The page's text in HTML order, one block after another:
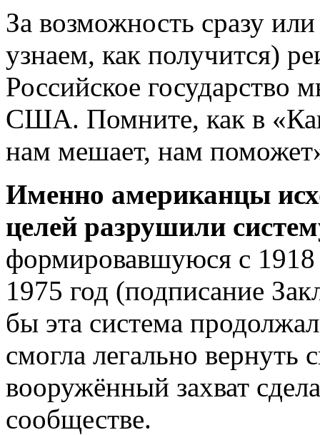
За возможность сразу
узнаем, как получится)
Российское
США. Помните, как в
нам мешает, нам
Именно американцы
целей разрушили
формировавшуюся с 1918
1975 год (подписание
бы эта система
смогла легально вернуть
вооружённый захват
сообществе.